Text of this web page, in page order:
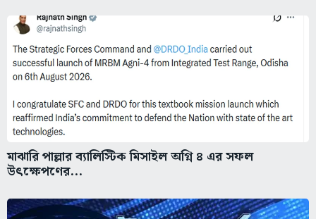
মাঝারি পাল্লার ব্যালিস্টিক মিসাইল অগ্নি ৪ এর সফল
উৎক্ষেপণের...